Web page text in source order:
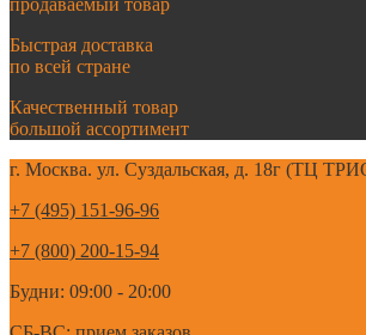
продаваемый товар
Быстрая доставка
по всей стране
Качественный товар
большой ассортимент
г. Москва. ул. Суздальская, д. 18г (ТЦ
+7 (495) 151-96-96
+7 (800) 200-15-94
Будни: 09:00 - 20:00